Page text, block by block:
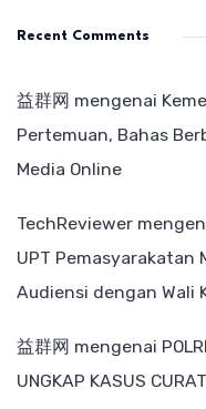
Recent Comments
益群网 mengenai
Pertemuan, Bahas
Media Online
TechReviewer
UPT Pemasyarakatan
Audiensi dengan Wali
益群网 mengenai
UNGKAP KASUS